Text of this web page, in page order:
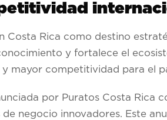
Costa Rica como destino
y fortalece el
mayor competitividad para el
por Puratos Costa Rica
negocio innovadores. Este